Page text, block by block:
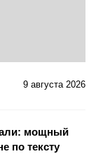
9 августа 2026
мощный
по тексту